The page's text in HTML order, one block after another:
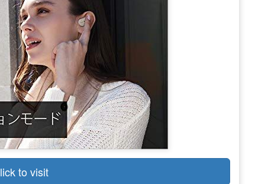
to visit